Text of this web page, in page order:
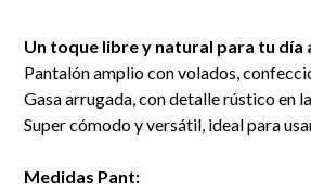
Un toque libre y natural para tu día
Pantalón amplio con volados,
Gasa arrugada, con detalle rústico en
Super cómodo y versátil, ideal para
Medidas Pant: